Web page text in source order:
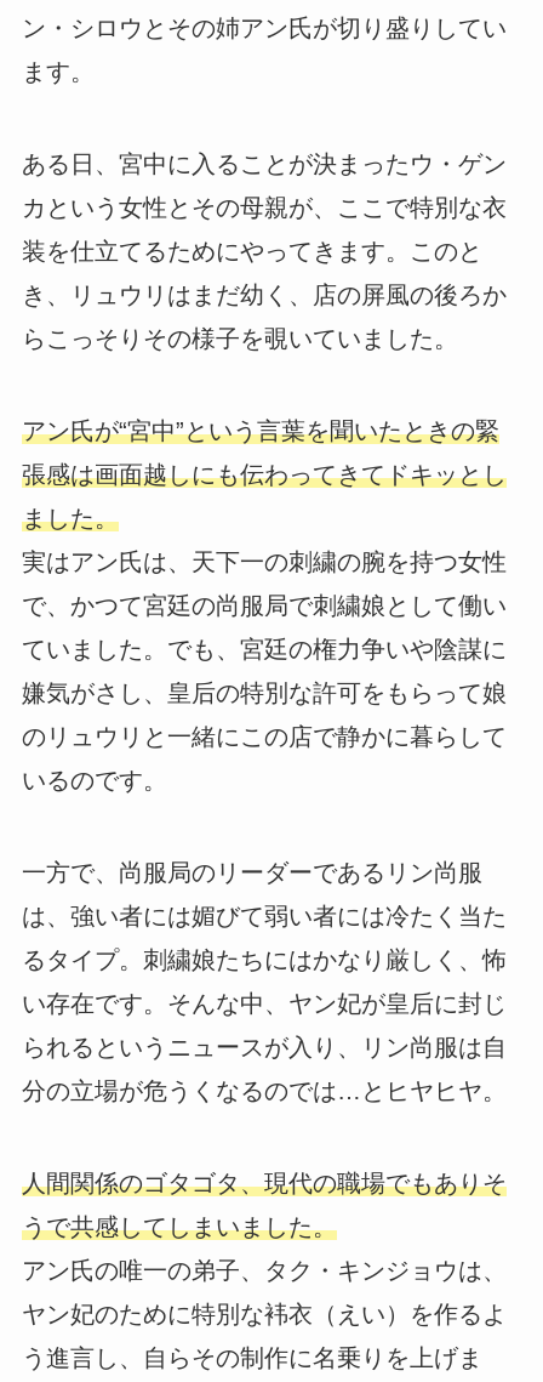
ン・シロウとその姉アン氏が切り盛りしてい
ます。
ある日、宮中に入ることが決まったウ・ゲン
カという女性とその母親が、ここで特別な衣
装を仕立てるためにやってきます。このと
き、リュウリはまだ幼く、店の屏風の後ろか
らこっそりその様子を覗いていました。
アン氏が“宮中”という言葉を聞いたときの緊
張感は画面越しにも伝わってきてドキッとし
ました。
実はアン氏は、天下一の刺繍の腕を持つ女性
で、かつて宮廷の尚服局で刺繍娘として働い
ていました。でも、宮廷の権力争いや陰謀に
嫌気がさし、皇后の特別な許可をもらって娘
のリュウリと一緒にこの店で静かに暮らして
いるのです。
一方で、尚服局のリーダーであるリン尚服
は、強い者には媚びて弱い者には冷たく当た
るタイプ。刺繍娘たちにはかなり厳しく、怖
い存在です。そんな中、ヤン妃が皇后に封じ
られるというニュースが入り、リン尚服は自
分の立場が危うくなるのでは…とヒヤヒヤ。
人間関係のゴタゴタ、現代の職場でもありそ
うで共感してしまいました。
アン氏の唯一の弟子、タク・キンジョウは、
ヤン妃のために特別な袆衣（えい）を作るよ
う進言し、自らその制作に名乗りを上げま